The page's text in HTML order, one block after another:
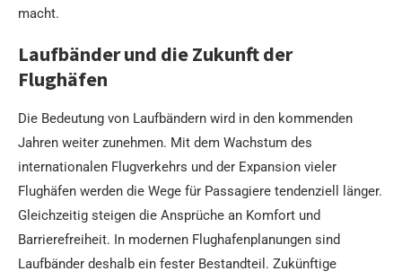
macht.
Laufbänder und die Zukunft der
Flughäfen
Die Bedeutung von Laufbändern wird in den kommenden
Jahren weiter zunehmen. Mit dem Wachstum des
internationalen Flugverkehrs und der Expansion vieler
Flughäfen werden die Wege für Passagiere tendenziell länger.
Gleichzeitig steigen die Ansprüche an Komfort und
Barrierefreiheit. In modernen Flughafenplanungen sind
Laufbänder deshalb ein fester Bestandteil. Zukünftige